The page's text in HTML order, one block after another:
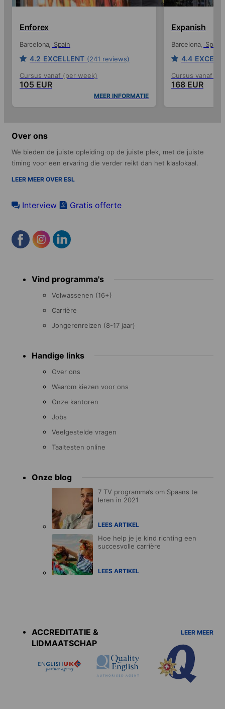
Enforex
Barcelona Spain
4.2 EXCELLENT (241 reviews)
Cursus vanaf (per week)
105 EUR
MEER INFORMATIE
Expanish
Barcelona Spain
4.4
Cursus vanaf
168 EUR
Over ons
We bieden de juiste opleiding op de juiste plek, met de juiste
timing voor een ervaring die verder reikt dan het klaslokaal.
LEER MEER OVER ESL
Interview Gratis offerte
menuVind programma's
Volwassenen (16+)
Carrière
Jongerenreizen (8-17 jaar)
Handige links
Over ons
Waarom kiezen voor ons
Onze kantoren
Jobs
Veelgestelde vragen
Taaltesten online
Onze blog
7 TV programma’s om Spaans te
leren in 2021
LEES ARTIKEL
Hoe help je je kind richting een
succesvolle carrière
LEES ARTIKEL
ACCREDITATIE &
LIDMAATSCHAP
LEER MEER